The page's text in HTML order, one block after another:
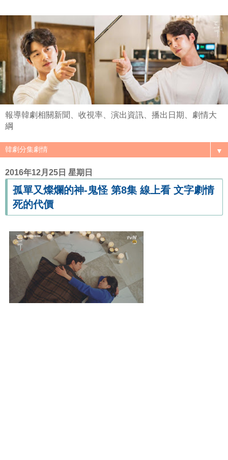
報導韓劇相關新聞、收視率、演出資訊、播出日期、劇情大
綱
▼
2016年12月25日 星期日
孤單又燦爛的神-鬼怪 第8集 線上看 文字劇情
死的代價